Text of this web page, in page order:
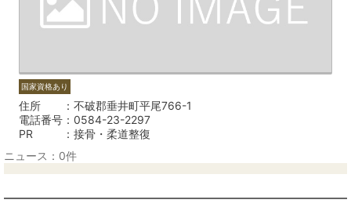
国家資格あり
住所
不破郡垂井町平尾766-1
電話番号
0584-23-2297
PR
接骨・柔道整復
ニュース：0件